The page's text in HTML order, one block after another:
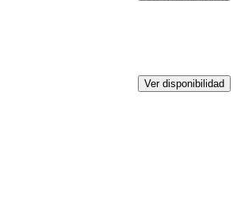
Ver disponibilidad